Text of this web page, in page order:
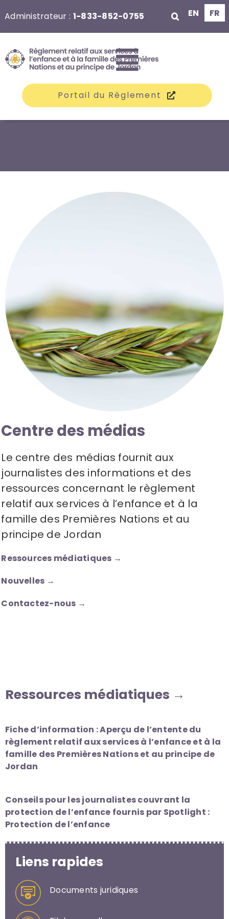
au
contenu
Administrateur : 1-833-852-0755 EN FR
Toggle
Réclamations
Indemnisation
Contactez-nous
Portail du Règlement
Centre des médias
Le centre des médias fournit aux
journalistes des informations et des
ressources concernant le règlement
relatif aux services à l’enfance et à la
famille des Premières Nations et au
principe de Jordan
Ressources médiatiques →
Nouvelles →
Contactez-nous →
Ressources médiatiques →
Fiche d’information : Aperçu de l’entente du
règlement relatif aux services à l’enfance et à la
famille des Premières Nations et au principe de
Jordan
Conseils pour les journalistes couvrant la
protection de l’enfance fournis par Spotlight :
Protection de l’enfance
Liens rapides
Documents juridiques